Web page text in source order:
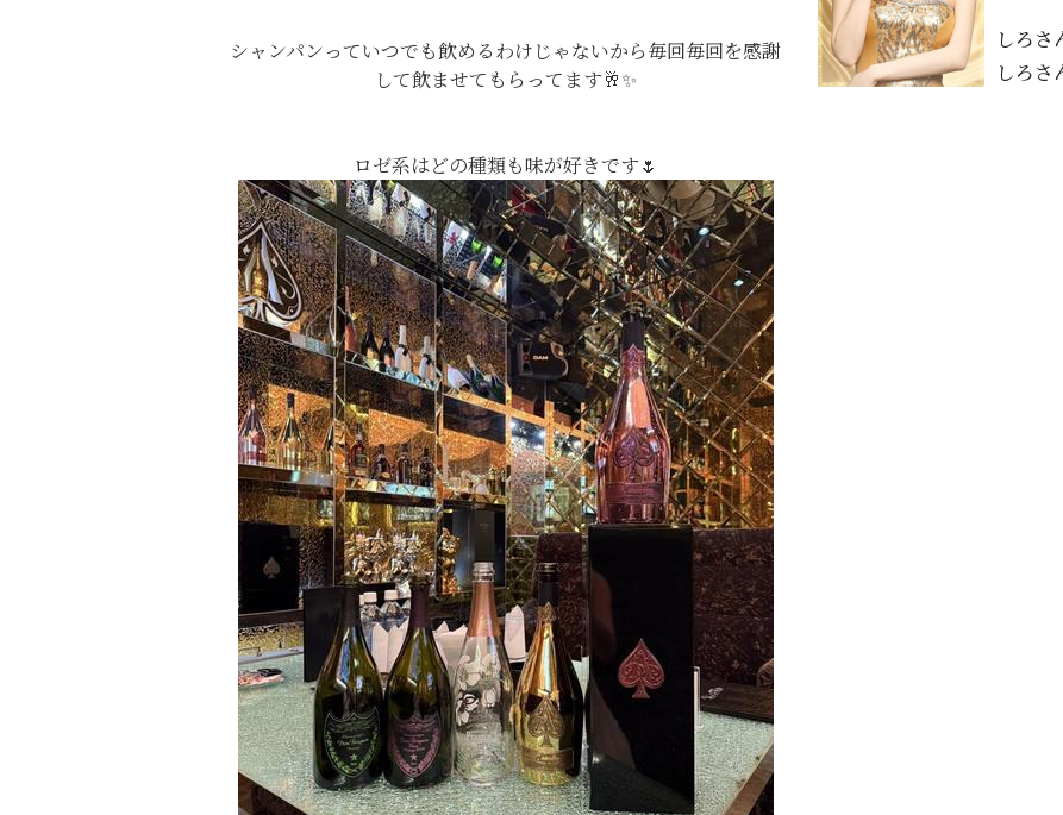
シャンパンっていつでも飲めるわけじゃないから毎回毎回を感謝
して飲ませてもらってます🥂✨
ロゼ系はどの種類も味が好きです🌷
しろさ
しろさ